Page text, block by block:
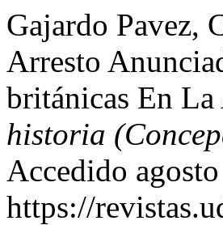
Gajardo Pavez,
Arresto
británicas En
historia
Accedido
https://